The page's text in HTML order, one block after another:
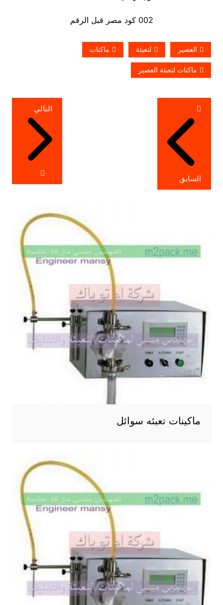
002 كود مصر قبل الرقم
العصير لتعبئة ماكنات
ماكنات لتعبئة العصير
تصفّح
المقالات
السابق
التالي
ماكينات تعبئه سوائل